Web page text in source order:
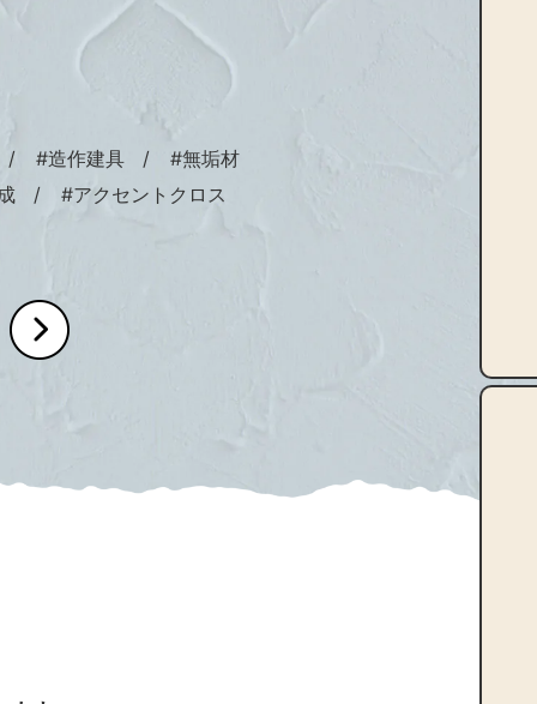
#造作建具
#無垢材
#アクセントクロス